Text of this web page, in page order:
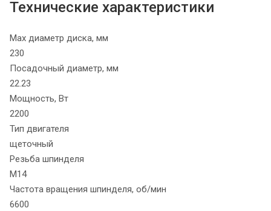
Технические характеристики
Max диаметр диска, мм
230
Посадочный диаметр, мм
22.23
Мощность, Вт
2200
Тип двигателя
щеточный
Резьба шпинделя
М14
Частота вращения шпинделя, об/мин
6600